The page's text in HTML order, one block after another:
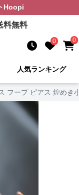
Hoopi
料無料
0 0
人気ランキング
フープ ピアス 煌めき